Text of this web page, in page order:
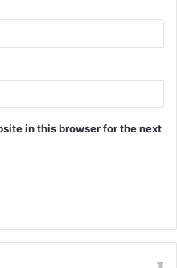
in this browser for the next